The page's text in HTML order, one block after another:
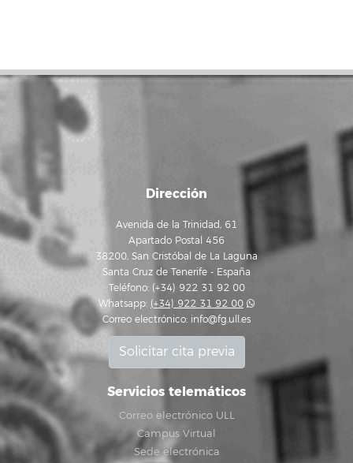
Dirección
Avenida de la Trinidad, 61
Apartado Postal 456
38200, San Cristóbal de La Laguna
Santa Cruz de Tenerife - España
Teléfono: (+34) 922 31 92 00
Whatsapp: (+34) 922 31 92 00
Correo electrónico: info@fg.ull.es
Solicitar cita previa
Servicios telemáticos
Correo electrónico ULL
Campus Virtual
Sede electrónica